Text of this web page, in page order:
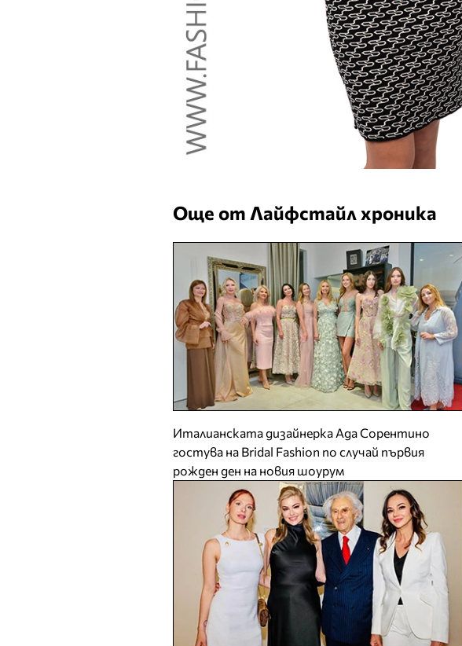
Още от Лайфстайл хроника
Италианската дизайнерка Ада Сорентино
гостува на Bridal Fashion по случай първия
рожден ден на новия шоурум